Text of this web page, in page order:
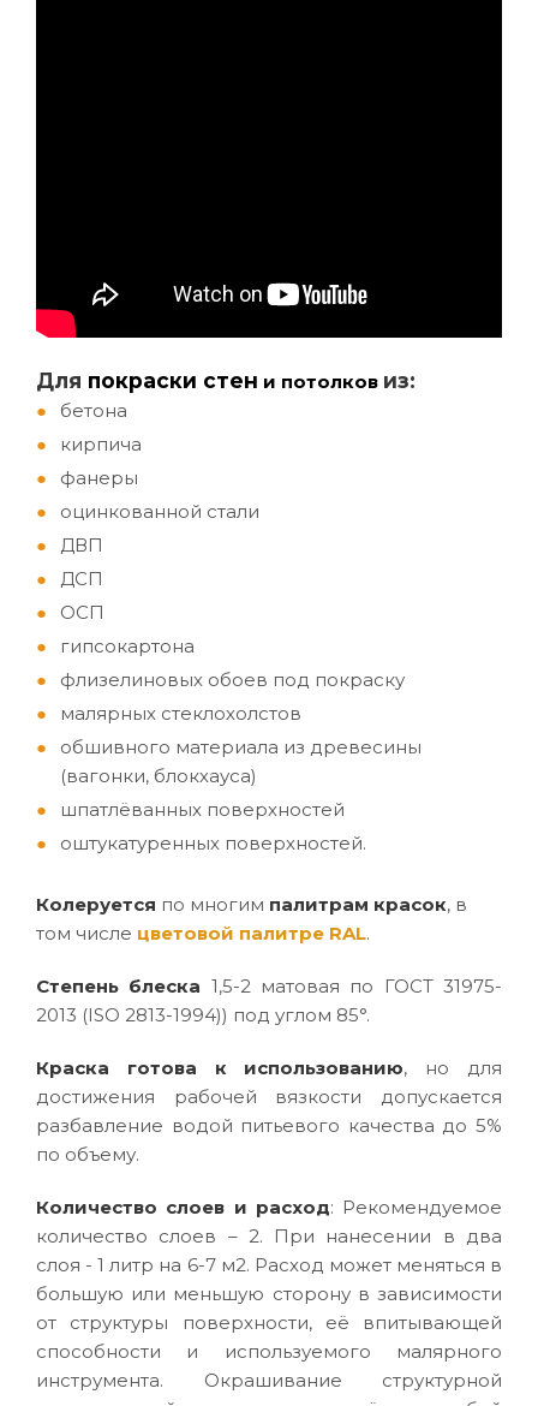
Для покраски стен и потолков из:
бетона
кирпича
фанеры
оцинкованной стали
ДВП
ДСП
ОСП
гипсокартона
флизелиновых обоев под покраску
малярных стеклохолстов
обшивного материала из древесины
(вагонки, блокхауса)
шпатлёванных поверхностей
оштукатуренных поверхностей.
Колеруется по многим палитрам красок, в
том числе цветовой палитре RAL.
Степень блеска 1,5-2 матовая по ГОСТ 31975-
2013 (ISO 2813-1994)) под углом 85°.
Краска готова к использованию, но для
достижения рабочей вязкости допускается
разбавление водой питьевого качества до 5%
по объему.
Количество слоев и расход: Рекомендуемое
количество слоев – 2. При нанесении в два
слоя - 1 литр на 6-7 м2. Расход может меняться в
большую или меньшую сторону в зависимости
от структуры поверхности, её впитывающей
способности и используемого малярного
инструмента. Окрашивание структурной